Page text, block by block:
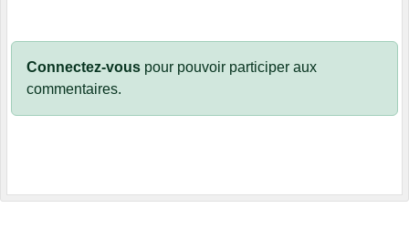
Connectez-vous pour pouvoir participer aux
commentaires.